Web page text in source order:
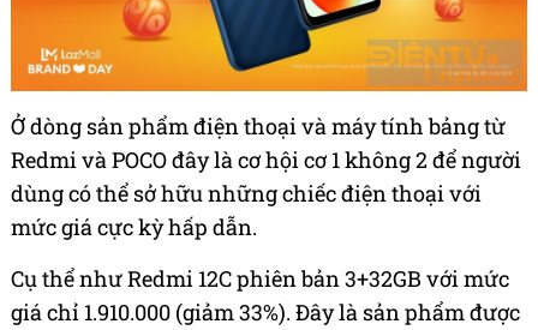
Ở dòng sản phẩm điện thoại và máy tính bảng từ
Redmi và POCO đây là cơ hội cơ 1 không 2 để người
dùng có thể sở hữu những chiếc điện thoại với
mức giá cực kỳ hấp dẫn.
Cụ thể như Redmi 12C phiên bản 3+32GB với mức
giá chỉ 1.910.000 (giảm 33%). Đây là sản phẩm được